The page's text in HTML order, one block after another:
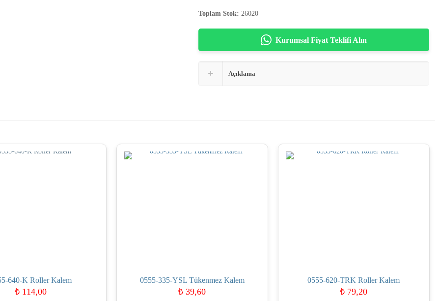
Toplam Stok: 26020
Kurumsal Fiyat Teklifi Alın
Açıklama
640-K Roller Kalem
₺114,00
0555-335-YSL Tükenmez Kalem
₺ 39,60
0555-620-TRK Roller Kalem
₺ 79,20